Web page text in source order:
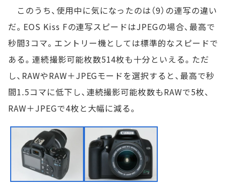
このうち、使用中に気になったのは（9）の連写の違い
だ。EOS Kiss Fの連写スピードはJPEGの場合、最高で
秒間3コマ。エントリー機としては標準的なスピードで
ある。連続撮影可能枚数514枚も十分といえる。ただ
し、RAWやRAW＋JPEGモードを選択すると、最高で秒
間1.5コマに低下し、連続撮影可能枚数もRAWで5枚、
RAW＋JPEGで4枚と大幅に減る。